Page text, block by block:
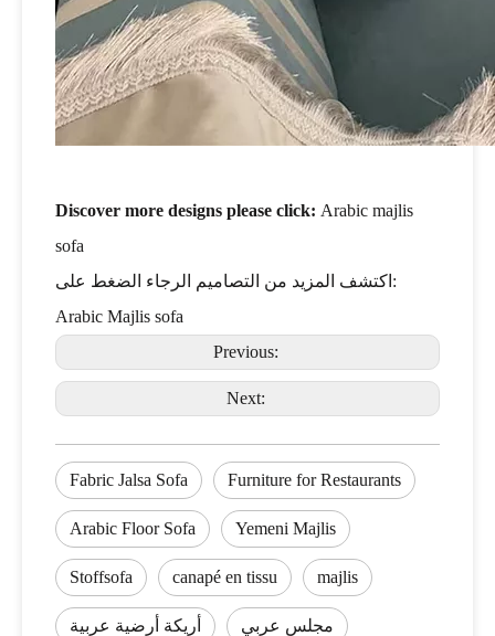
Discover more designs please click: Arabic majlis
sofa
اكتشف المزيد من التصاميم الرجاء الضغط على:
Arabic Majlis sofa
Previous:
Next:
Fabric Jalsa Sofa Furniture for Restaurants
Arabic Floor Sofa Yemeni Majlis
Stoffsofa canapé en tissu majlis
أريكة أرضية عربية مجلس عربي